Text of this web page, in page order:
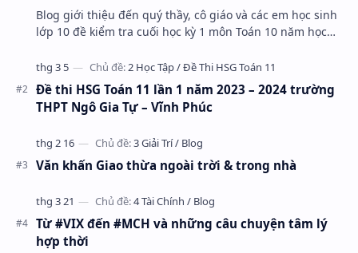
Blog giới thiệu đến quý thầy, cô giáo và các em học sinh
lớp 10 đề kiểm tra cuối học kỳ 1 môn Toán 10 năm học
Đề thi HSG Toán 11 lần 1 năm 2023 – 2024 trường
THPT Ngô Gia Tự – Vĩnh Phúc
Văn khấn Giao thừa ngoài trời & trong nhà
Từ #VIX đến #MCH và những câu chuyện tâm lý
hợp thời